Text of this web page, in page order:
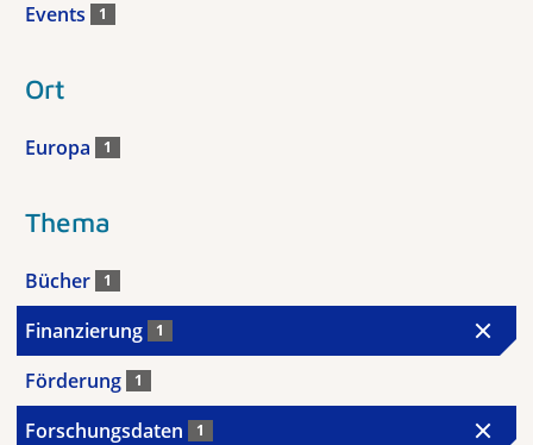
Events 1
Ort
Europa 1
Thema
Bücher 1
Finanzierung 1
Förderung 1
Forschungsdaten 1